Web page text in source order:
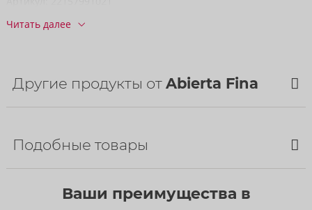
Штрихкод:
код ТН ВЭД:
Читать далее
Другие продукты от Abierta Fina
Подобные товары
Ваши преимущества в